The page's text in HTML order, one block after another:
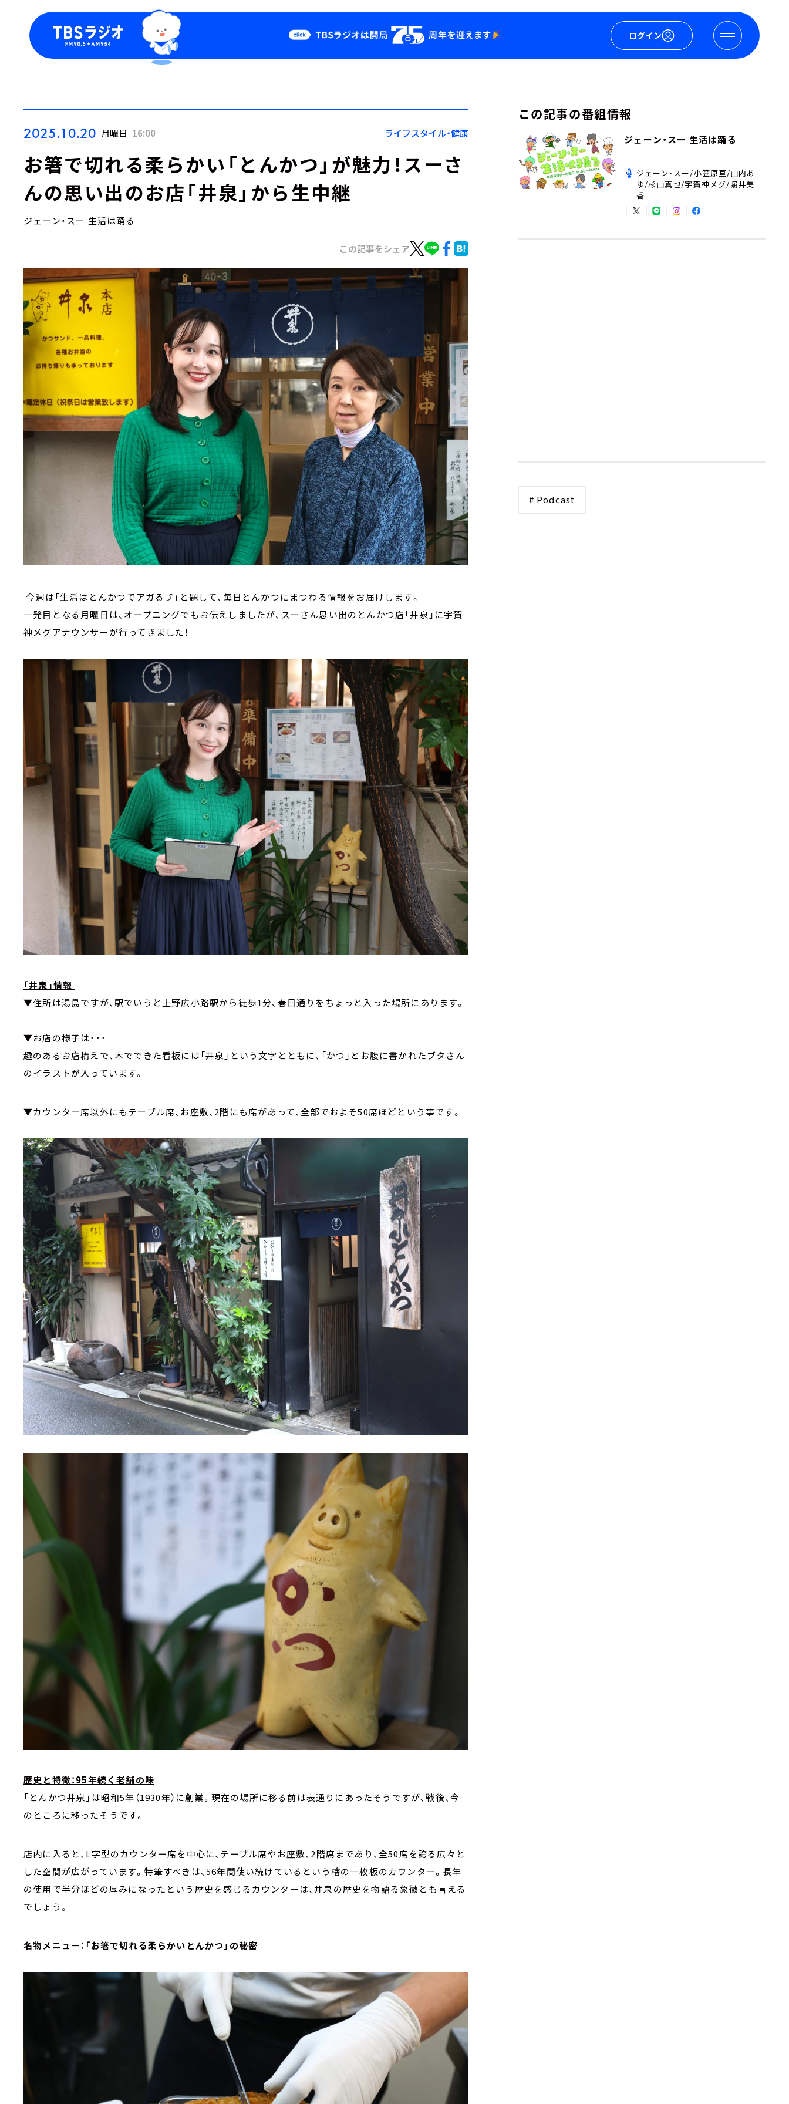
ログイン
Podcast
YouTube
会社情報
2025.10.20 月曜日 16:00 ライフスタイル・健康
お箸で切れる柔らかい「とんかつ」が魅力！スーさ
んの思い出のお店「井泉」から生中継
ジェーン・スー 生活は踊る
この記事をシェア
今週は「生活はとんかつでアガる⤴」と題して、毎日とんかつにまつわる情報をお届けします。
一発目となる月曜日は、オープニングでもお伝えしましたが、スーさん思い出のとんかつ店「井泉」に宇賀
神メグアナウンサーが行ってきました！
「井泉」情報
▼住所は湯島ですが、駅でいうと上野広小路駅から徒歩1分、春日通りをちょっと入った場所にあります。
▼お店の様子は・・・
趣のあるお店構えで、木でできた看板には「井泉」という文字とともに、「かつ」とお腹に書かれたブタさん
のイラストが入っています。
▼カウンター席以外にもテーブル席、お座敷、2階にも席があって、全部でおよそ50席ほどという事です。
歴史と特徴：95年続く老舗の味
「とんかつ井泉」は昭和5年（1930年）に創業。現在の場所に移る前は表通りにあったそうですが、戦後、今
のところに移ったそうです。
店内に入ると、L字型のカウンター席を中心に、テーブル席やお座敷、2階席まであり、全50席を誇る広々と
した空間が広がっています。特筆すべきは、56年間使い続けているという檜の一枚板のカウンター。長年
の使用で半分ほどの厚みになったという歴史を感じるカウンターは、井泉の歴史を物語る象徴とも言える
でしょう。
名物メニュー：「お箸で切れる柔らかいとんかつ」の秘密
この記事の番組情報
ジェーン・スー 生活は踊る
ジェーン・スー/小笠原亘/山内あ
ゆ/杉山真也/宇賀神メグ/堀井美
香
# Podcast